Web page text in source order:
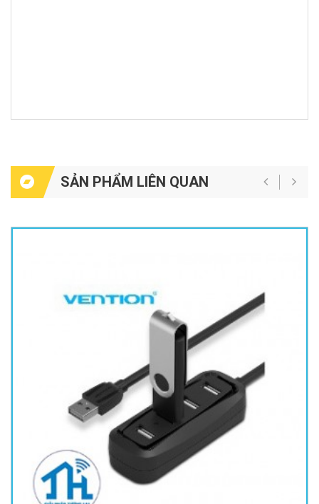
SẢN PHẨM LIÊN QUAN